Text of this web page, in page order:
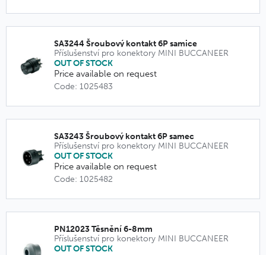
SA3244 Šroubový kontakt 6P samice
Příslušenství pro konektory MINI BUCCANEER
OUT OF STOCK
Price available on request
Code: 1025483
SA3243 Šroubový kontakt 6P samec
Příslušenství pro konektory MINI BUCCANEER
OUT OF STOCK
Price available on request
Code: 1025482
PN12023 Těsnění 6-8mm
Příslušenství pro konektory MINI BUCCANEER
OUT OF STOCK